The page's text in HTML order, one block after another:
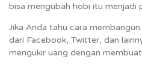
bisa mengubah hobi itu menjadi
Jika Anda tahu cara
dari Facebook, Twitter, dan
mengukir uang dengan